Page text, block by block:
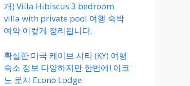
개) Villa Hibiscus 3 bedroom
villa with private pool 여행 숙박
예약 이렇게 정리됩니다.
확실한 미국 케이브 시티 (KY) 여행
숙소 정보 다양하지만 한번에! 이코
노 로지 Econo Lodge